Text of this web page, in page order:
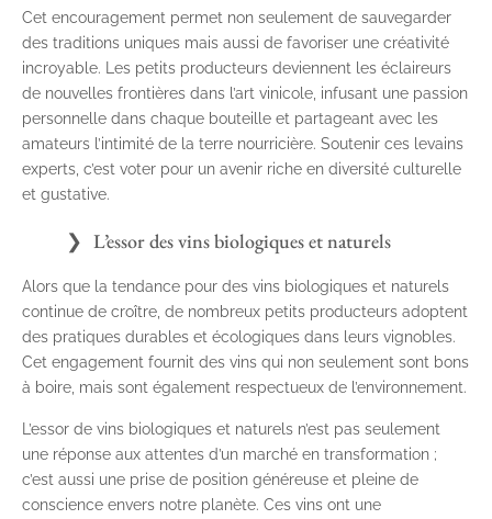
Cet encouragement permet non seulement de sauvegarder
des traditions uniques mais aussi de favoriser une créativité
incroyable. Les petits producteurs deviennent les éclaireurs
de nouvelles frontières dans l’art vinicole, infusant une passion
personnelle dans chaque bouteille et partageant avec les
amateurs l’intimité de la terre nourricière. Soutenir ces levains
experts, c’est voter pour un avenir riche en diversité culturelle
et gustative.
L’essor des vins biologiques et naturels
Alors que la tendance pour des vins biologiques et naturels
continue de croître, de nombreux petits producteurs adoptent
des pratiques durables et écologiques dans leurs vignobles.
Cet engagement fournit des vins qui non seulement sont bons
à boire, mais sont également respectueux de l’environnement.
L’essor de vins biologiques et naturels n’est pas seulement
une réponse aux attentes d’un marché en transformation ;
c’est aussi une prise de position généreuse et pleine de
conscience envers notre planète. Ces vins ont une